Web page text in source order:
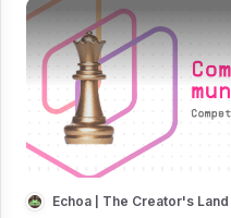
Echoa | The Creator's Land